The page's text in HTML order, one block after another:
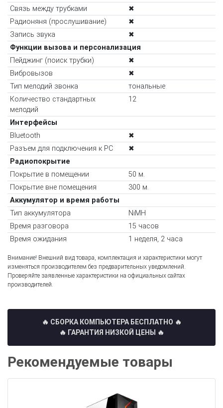
Связь между трубками
✖
Радионяня (прослушивание)
✖
Запись звука
✖
Функции вызова и персонализация
Пейджинг (поиск трубки)
✖
Вибровызов
✖
Тип мелодий звонка
тональные
Количество стандартных
мелодий
12
Интерфейсы
Bluetooth
✖
Разъем для подключения к PC
✖
Радиопокрытие
Покрытие в помещении
50 м.
Покрытие вне помещения
300 м.
Аккумулятор и время работы
Тип аккумулятора
NiMH
Время разговора
15 часов
Время ожидания
1 неделя, 2 часа
Внимание! Внешний вид товара, комплектация и характеристики могут
изменяться производителем без предварительных уведомлений.
Проверяйте заявленные характеристики на официальных сайтах
производителей.
🔥 СБОРКА КОМПЬЮТЕРА БЕСПЛАТНО 🔥
🔥 ГАРАНТИЯ НИЗКОЙ ЦЕНЫ 🔥
Рекомендуемые товары